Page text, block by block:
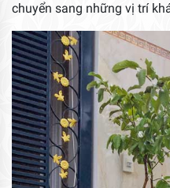
chuyển sang những vị trí